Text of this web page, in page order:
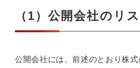
（1）公開会社のリ
公開会社には、前述のとおり株